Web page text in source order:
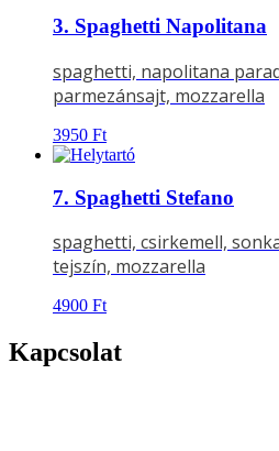
3. Spaghetti Napolitana
spaghetti, napolitana
parmezánsajt, mozzarella
3950 Ft
7. Spaghetti Stefano
spaghetti, csirkemell,
tejszín, mozzarella
4900 Ft
Kapcsolat